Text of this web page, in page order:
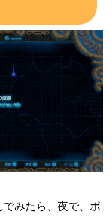
みたら、夜で、ボ